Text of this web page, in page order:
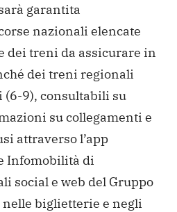
garantita
nazionali elencate
dei treni da assicurare in
dei treni regionali
(6-9), consultabili su
su collegamenti e
attraverso l’app
Infomobilità di
social e web del Gruppo
nelle biglietterie e negli